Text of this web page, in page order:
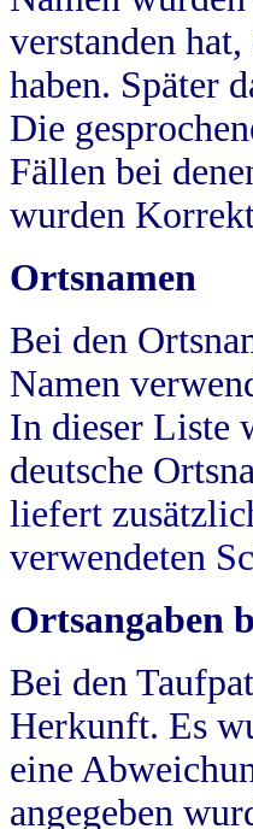
verstanden
haben. Später
Die
Fällen bei
wurden
Ortsnamen
Bei den
Namen
In dieser Liste
deutsche
liefert
verwendeten
Ortsangaben
Bei den
Herkunft. Es
eine
angegeben